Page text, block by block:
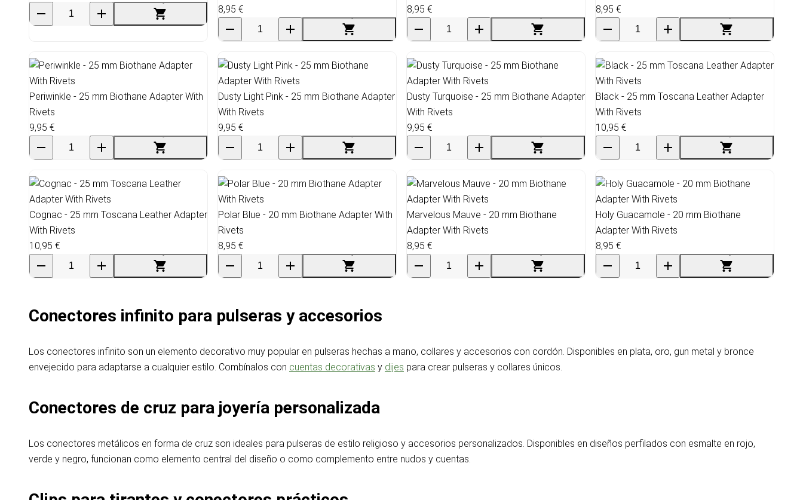
8,95 €
8,95 €
8,95 €
Periwinkle - 25 mm Biothane Adapter With
Rivets
9,95 €
Dusty Light Pink - 25 mm Biothane Adapter
With Rivets
9,95 €
Dusty Turquoise - 25 mm Biothane Adapter
With Rivets
9,95 €
Black - 25 mm Toscana Leather Adapter
With Rivets
10,95 €
Cognac - 25 mm Toscana Leather Adapter
With Rivets
10,95 €
Polar Blue - 20 mm Biothane Adapter With
Rivets
8,95 €
Marvelous Mauve - 20 mm Biothane
Adapter With Rivets
8,95 €
Holy Guacamole - 20 mm Biothane
Adapter With Rivets
8,95 €
Conectores infinito para pulseras y accesorios
Los conectores infinito son un elemento decorativo muy popular en pulseras hechas a mano, collares y accesorios con cordón. Disponibles en plata, oro, gun metal y bronce
envejecido para adaptarse a cualquier estilo. Combínalos con cuentas decorativas y dijes para crear pulseras y collares únicos.
Conectores de cruz para joyería personalizada
Los conectores metálicos en forma de cruz son ideales para pulseras de estilo religioso y accesorios personalizados. Disponibles en diseños perfilados con esmalte en rojo,
verde y negro, funcionan como elemento central del diseño o como complemento entre nudos y cuentas.